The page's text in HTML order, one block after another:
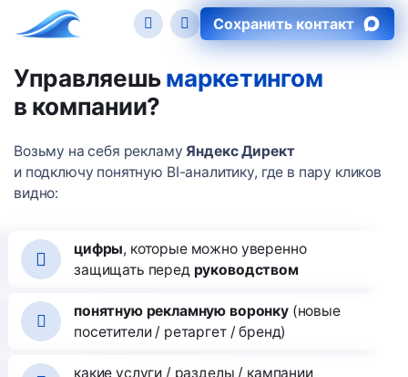
Сохранить контакт
Управляешьмаркетингом
в компании?
Возьму на себя рекламу Яндекс Директ
и подключу понятную BI-аналитику, где в пару кликов
видно:
цифры, которые можно уверенно
защищать перед руководством
понятную рекламную воронку(новые
посетители / ретаргет / бренд)
какие услуги / разделы / кампании